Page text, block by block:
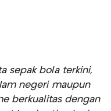
sepak bola terkini,
negeri maupun
berkualitas dengan